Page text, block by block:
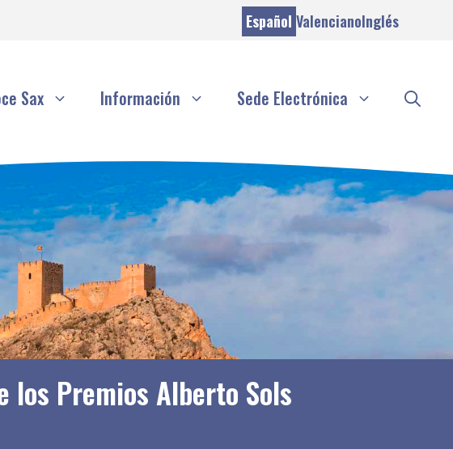
Español ValencianoInglés
Sax Información Sede Electrónica
los Premios Alberto Sols